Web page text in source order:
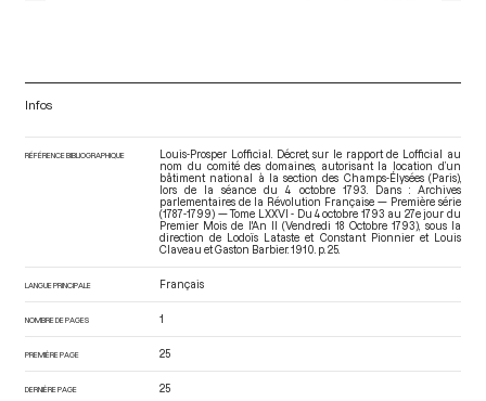
Infos
RÉFÉRENCE BIBLIOGRAPHIQUE
Louis-Prosper Lofficial. Décret, sur le rapport de Lofficial au
nom du comité des domaines, autorisant la location d’un
bâtiment national à la section des Champs-Élysées (Paris),
lors de la séance du 4 octobre 1793. Dans : Archives
parlementaires de la Révolution Française — Première série
(1787-1799) — Tome LXXVI - Du 4 octobre 1793 au 27e jour du
Premier Mois de l'An II (Vendredi 18 Octobre 1793) , sous la
direction de Lodoïs Lataste et Constant Pionnier et Louis
Claveau et Gaston Barbier. 1910. p. 25.
LANGUE PRINCIPALE Français
NOMBRE DE PAGES 1
PREMIÈRE PAGE 25
DERNIÈRE PAGE 25